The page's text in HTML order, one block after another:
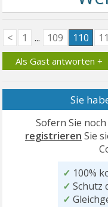
< 1 ... 109 110
Als Gast antworten +
Sie
Sofern Sie
registrieren Sie
✓ 100%
✓ Schutz
✓